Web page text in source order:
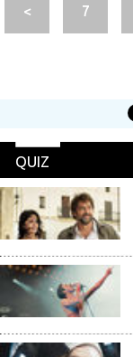
< 7
QUIZ